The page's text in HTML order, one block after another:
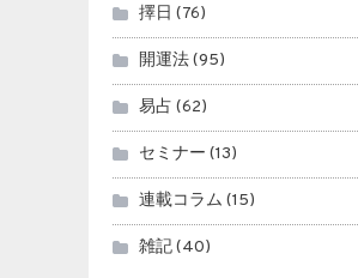
擇日 (76)
開運法(95)
易占 (62)
セミナー (13)
連載コラム (15)
雑記(40)